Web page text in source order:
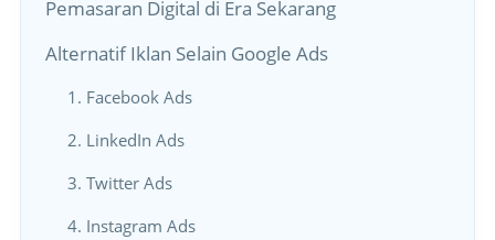
Pemasaran Digital di Era Sekarang
Alternatif Iklan Selain Google Ads
1. Facebook Ads
2. LinkedIn Ads
3. Twitter Ads
4. Instagram Ads